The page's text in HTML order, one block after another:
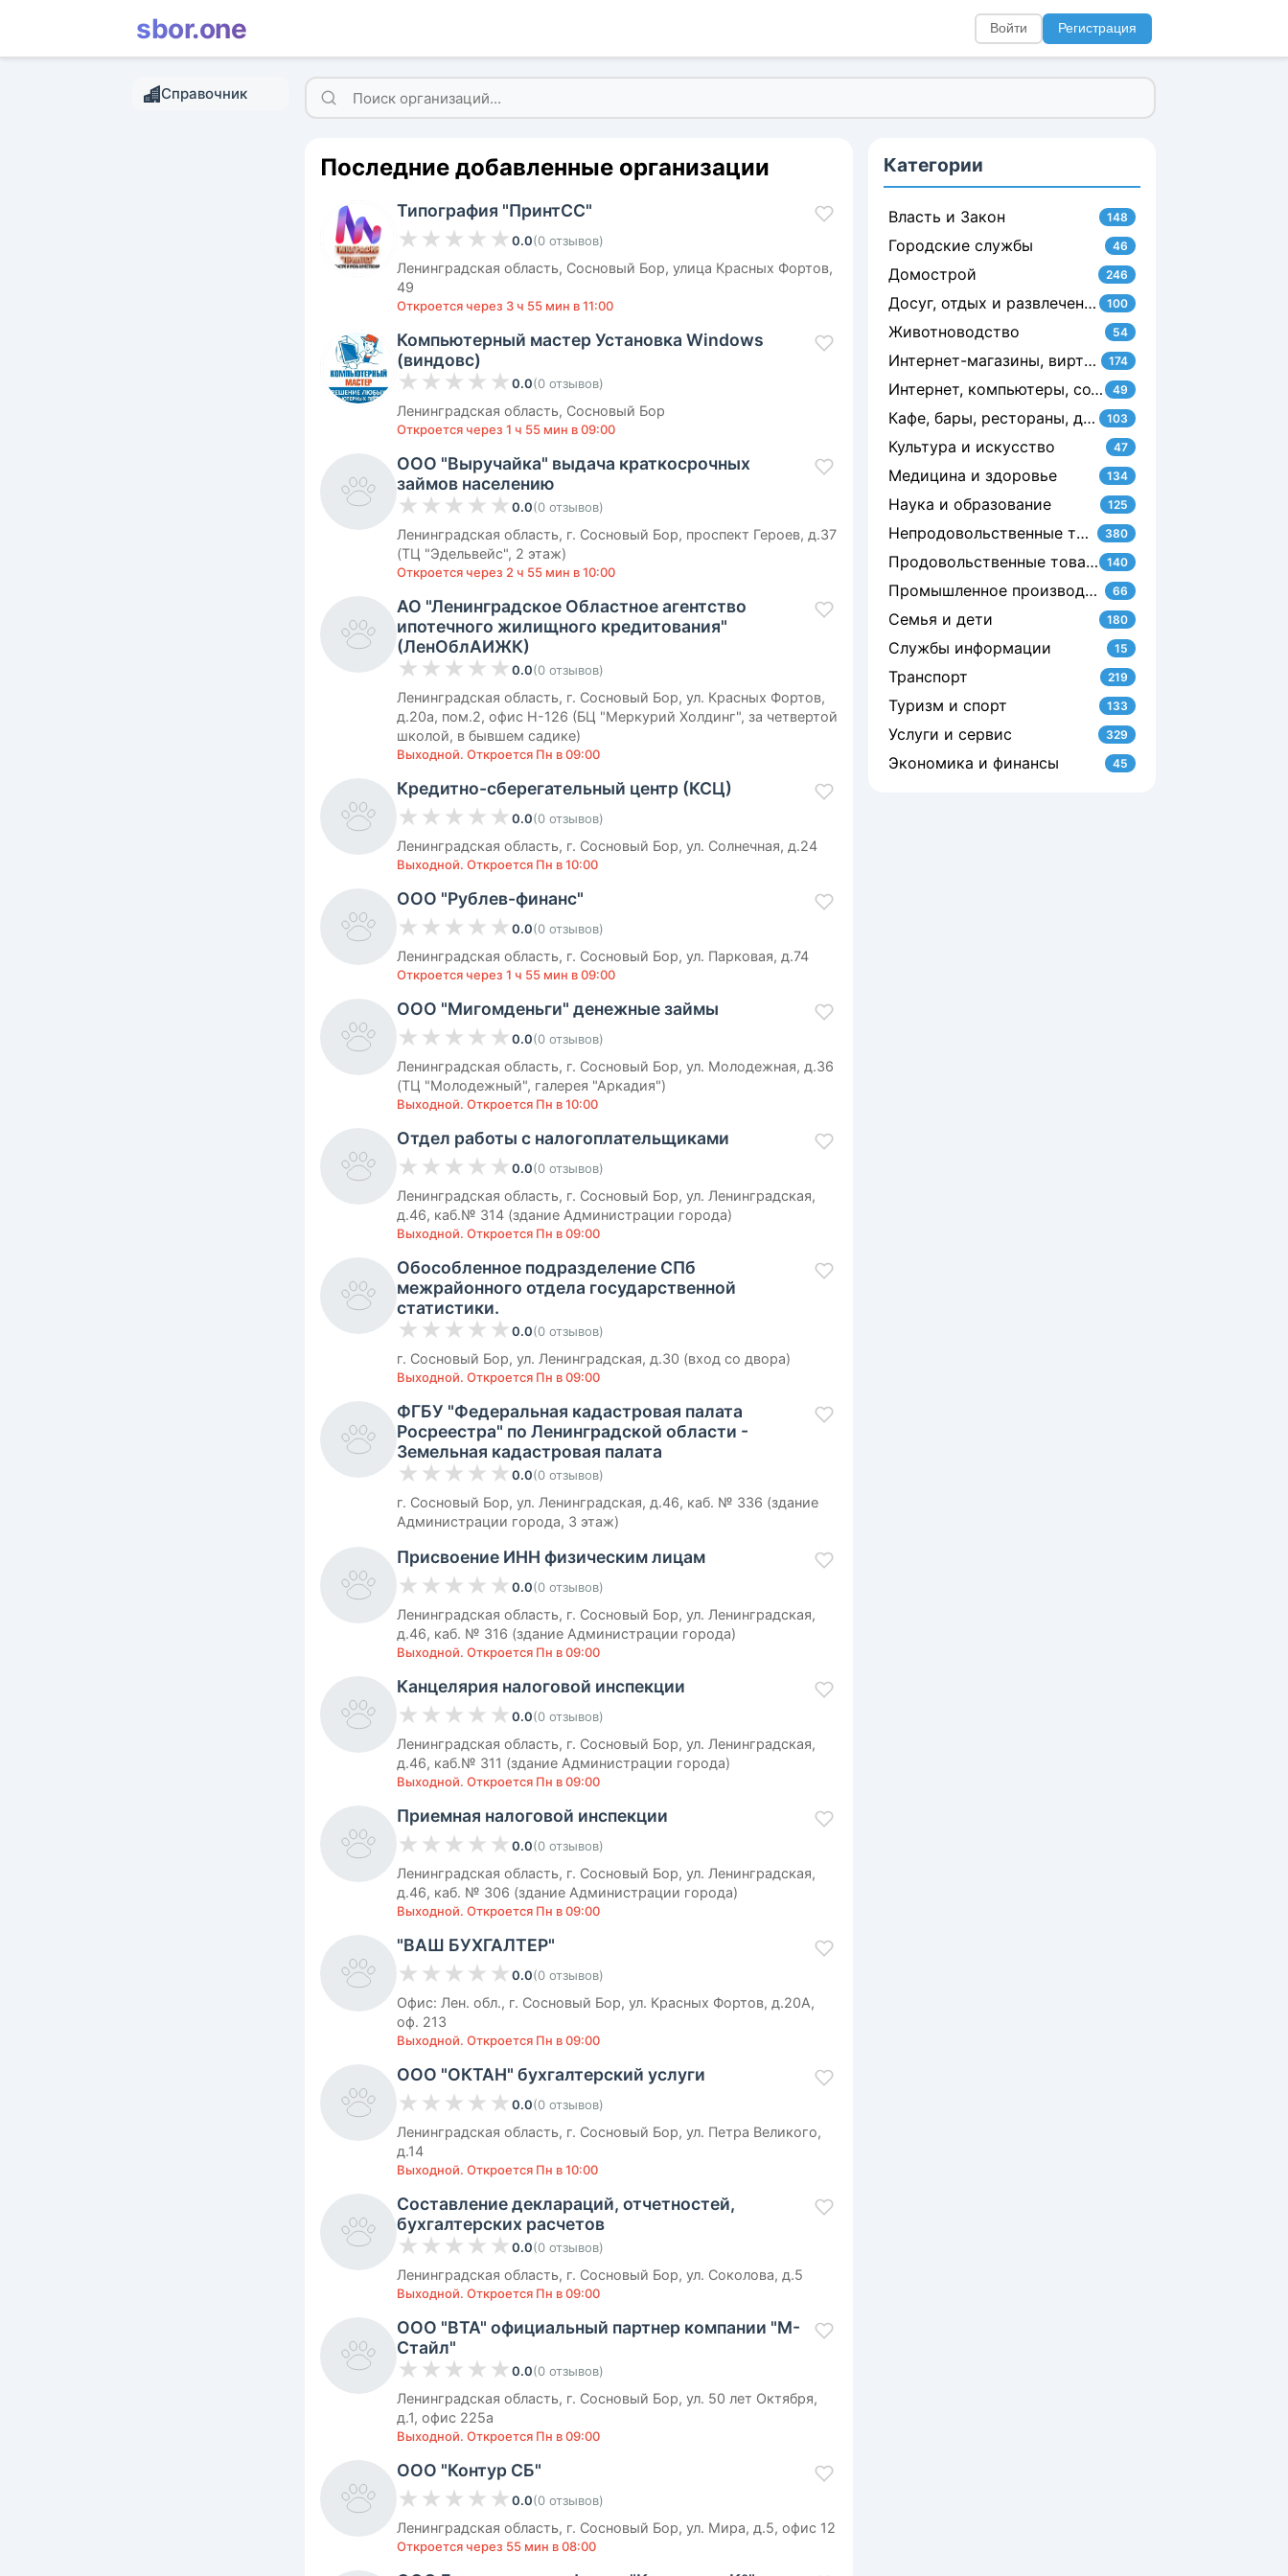
sbor.one Войти Регистрация
Справочник
Последние добавленные организации
Типография "ПринтСС"
★ ★ ★ ★ ★ 0.0(0 отзывов)
Ленинградская область, Сосновый Бор, улица Красных Фортов,
49
Откроется через 3 ч 55 мин в 11:00
Компьютерный мастер Установка Windows
(виндовс)
★ ★ ★ ★ ★ 0.0(0 отзывов)
Ленинградская область, Сосновый Бор
Откроется через 1 ч 55 мин в 09:00
ООО "Выручайка" выдача краткосрочных
займов населению
★ ★ ★ ★ ★ 0.0(0 отзывов)
Ленинградская область, г. Сосновый Бор, проспект Героев, д.37
(ТЦ "Эдельвейс", 2 этаж)
Откроется через 2 ч 55 мин в 10:00
АО "Ленинградское Областное агентство
ипотечного жилищного кредитования"
(ЛенОблАИЖК)
★ ★ ★ ★ ★ 0.0(0 отзывов)
Ленинградская область, г. Сосновый Бор, ул. Красных Фортов,
д.20а, пом.2, офис Н-126 (БЦ "Меркурий Холдинг", за четвертой
школой, в бывшем садике)
Выходной. Откроется Пн в 09:00
Кредитно-сберегательный центр (КСЦ)
★ ★ ★ ★ ★ 0.0(0 отзывов)
Ленинградская область, г. Сосновый Бор, ул. Солнечная, д.24
Выходной. Откроется Пн в 10:00
ООО "Рублев-финанс"
★ ★ ★ ★ ★ 0.0(0 отзывов)
Ленинградская область, г. Сосновый Бор, ул. Парковая, д.74
Откроется через 1 ч 55 мин в 09:00
ООО "Мигомденьги" денежные займы
★ ★ ★ ★ ★ 0.0(0 отзывов)
Ленинградская область, г. Сосновый Бор, ул. Молодежная, д.36
(ТЦ "Молодежный", галерея "Аркадия")
Выходной. Откроется Пн в 10:00
Отдел работы с налогоплательщиками
★ ★ ★ ★ ★ 0.0(0 отзывов)
Ленинградская область, г. Сосновый Бор, ул. Ленинградская,
д.46, каб.№ 314 (здание Администрации города)
Выходной. Откроется Пн в 09:00
Обособленное подразделение СПб
межрайонного отдела государственной
статистики.
★ ★ ★ ★ ★ 0.0(0 отзывов)
г. Сосновый Бор, ул. Ленинградская, д.30 (вход со двора)
Выходной. Откроется Пн в 09:00
ФГБУ "Федеральная кадастровая палата
Росреестра" по Ленинградской области -
Земельная кадастровая палата
★ ★ ★ ★ ★ 0.0(0 отзывов)
г. Сосновый Бор, ул. Ленинградская, д.46, каб. № 336 (здание
Администрации города, 3 этаж)
Присвоение ИНН физическим лицам
★ ★ ★ ★ ★ 0.0(0 отзывов)
Ленинградская область, г. Сосновый Бор, ул. Ленинградская,
д.46, каб. № 316 (здание Администрации города)
Выходной. Откроется Пн в 09:00
Канцелярия налоговой инспекции
★ ★ ★ ★ ★ 0.0(0 отзывов)
Ленинградская область, г. Сосновый Бор, ул. Ленинградская,
д.46, каб.№ 311 (здание Администрации города)
Выходной. Откроется Пн в 09:00
Приемная налоговой инспекции
★ ★ ★ ★ ★ 0.0(0 отзывов)
Ленинградская область, г. Сосновый Бор, ул. Ленинградская,
д.46, каб. № 306 (здание Администрации города)
Выходной. Откроется Пн в 09:00
"ВАШ БУХГАЛТЕР"
★ ★ ★ ★ ★ 0.0(0 отзывов)
Офис: Лен. обл., г. Сосновый Бор, ул. Красных Фортов, д.20А,
оф. 213
Выходной. Откроется Пн в 09:00
ООО "ОКТАН" бухгалтерский услуги
★ ★ ★ ★ ★ 0.0(0 отзывов)
Ленинградская область, г. Сосновый Бор, ул. Петра Великого,
д.14
Выходной. Откроется Пн в 10:00
Составление деклараций, отчетностей,
бухгалтерских расчетов
★ ★ ★ ★ ★ 0.0(0 отзывов)
Ленинградская область, г. Сосновый Бор, ул. Соколова, д.5
Выходной. Откроется Пн в 09:00
ООО "ВТА" официальный партнер компании "М-
Стайл"
★ ★ ★ ★ ★ 0.0(0 отзывов)
Ленинградская область, г. Сосновый Бор, ул. 50 лет Октября,
д.1, офис 225а
Выходной. Откроется Пн в 09:00
ООО "Контур СБ"
★ ★ ★ ★ ★ 0.0(0 отзывов)
Ленинградская область, г. Сосновый Бор, ул. Мира, д.5, офис 12
Откроется через 55 мин в 08:00
Категории
Власть и Закон 148
Городские службы 46
Домострой 246
Досуг, отдых и развлечения 100
Животноводство 54
Интернет-магазины, виртуальные услуги, сайтостроение 174
Интернет, компьютеры, сотовая связь 49
Кафе, бары, рестораны, доставка и изготовление блюд на заказ 103
Культура и искусство 47
Медицина и здоровье 134
Наука и образование 125
Непродовольственные товары 380
Продовольственные товары 140
Промышленное производство 66
Семья и дети 180
Службы информации 15
Транспорт 219
Туризм и спорт 133
Услуги и сервис 329
Экономика и финансы 45